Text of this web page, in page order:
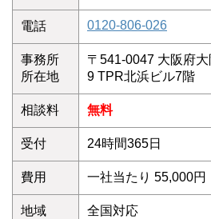
電話 0120-806-026
事務所
所在地
〒541-0047 大阪府
9 TPR北浜ビル7階
相談料 無料
受付 24時間365日
費用 一社当たり 55,000円
地域 全国対応